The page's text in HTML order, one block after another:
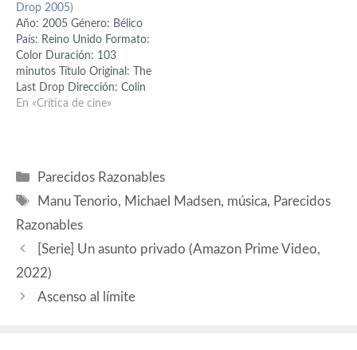
Drop 2005)
Año: 2005 Género: Bélico
País: Reino Unido Formato:
Color Duración: 103
minutos Título Original: The
Last Drop Dirección: Colin
Teague Producción: Hamish
Billy Zane (Oates) Karel
Roden (Beck) Michael
Skarsgård (Voller) Tommy
Flanagan…
En «Crítica de cine»
Categorías
Parecidos Razonables
Etiquetas
Manu Tenorio, Michael Madsen, música, Parecidos
Razonables
[Serie] Un asunto privado (Amazon Prime Video,
2022)
Ascenso al límite